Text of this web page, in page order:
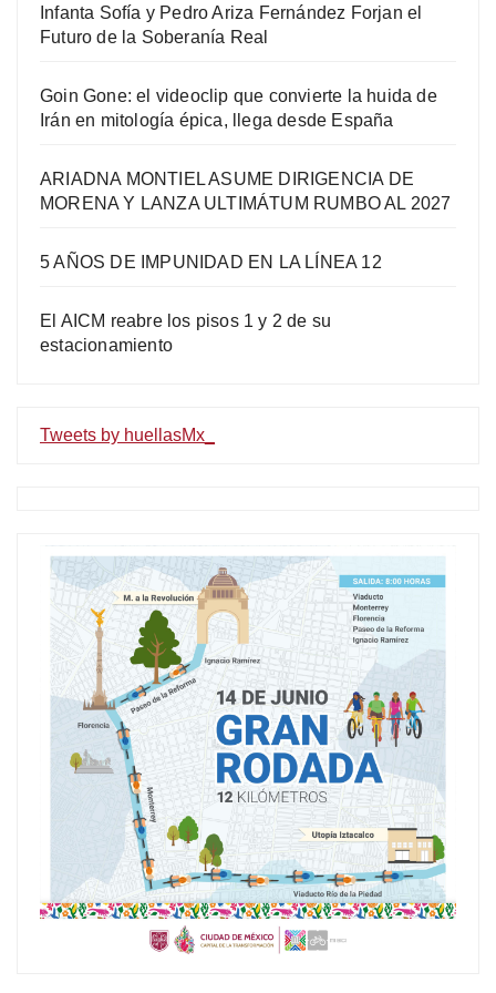
Infanta Sofía y Pedro Ariza Fernández Forjan el
Futuro de la Soberanía Real
Goin Gone: el videoclip que convierte la huida de
Irán en mitología épica, llega desde España
ARIADNA MONTIEL ASUME DIRIGENCIA DE
MORENA Y LANZA ULTIMÁTUM RUMBO AL 2027
5 AÑOS DE IMPUNIDAD EN LA LÍNEA 12
El AICM reabre los pisos 1 y 2 de su
estacionamiento
Tweets by huellasMx_